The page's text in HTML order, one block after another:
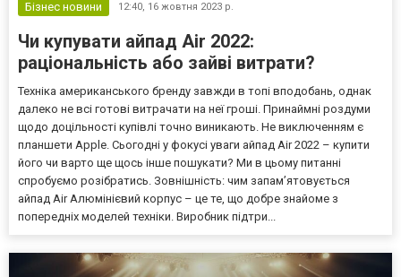
Бізнес новини 12:40, 16 жовтня 2023 р.
Чи купувати айпад Air 2022:
раціональність або зайві витрати?
Техніка американського бренду завжди в топі вподобань, однак
далеко не всі готові витрачати на неї гроші. Принаймні роздуми
щодо доцільності купівлі точно виникають. Не виключенням є
планшети Apple. Сьогодні у фокусі уваги айпад Air 2022 – купити
його чи варто ще щось інше пошукати? Ми в цьому питанні
спробуємо розібратись. Зовнішність: чим запам’ятовується
айпад Air Алюмінієвий корпус – це те, що добре знайоме з
попередніх моделей техніки. Виробник підтри...